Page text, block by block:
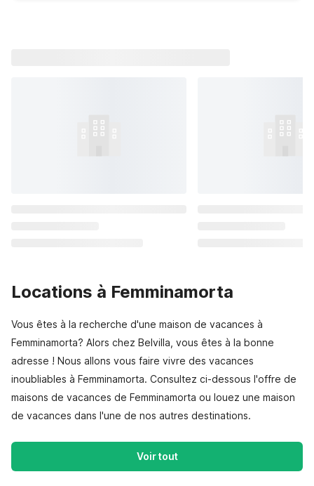
Locations à Femminamorta
Vous êtes à la recherche d'une maison de vacances à
Femminamorta? Alors chez Belvilla, vous êtes à la bonne
adresse ! Nous allons vous faire vivre des vacances
inoubliables à Femminamorta. Consultez ci-dessous l'offre de
maisons de vacances de Femminamorta ou louez une maison
de vacances dans l'une de nos autres destinations.
Voir tout